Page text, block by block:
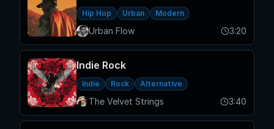
Hip Hop Urban Modern
Urban Flow 3:20
Indie Rock
Indie Rock Alternative
The Velvet Strings 3:40